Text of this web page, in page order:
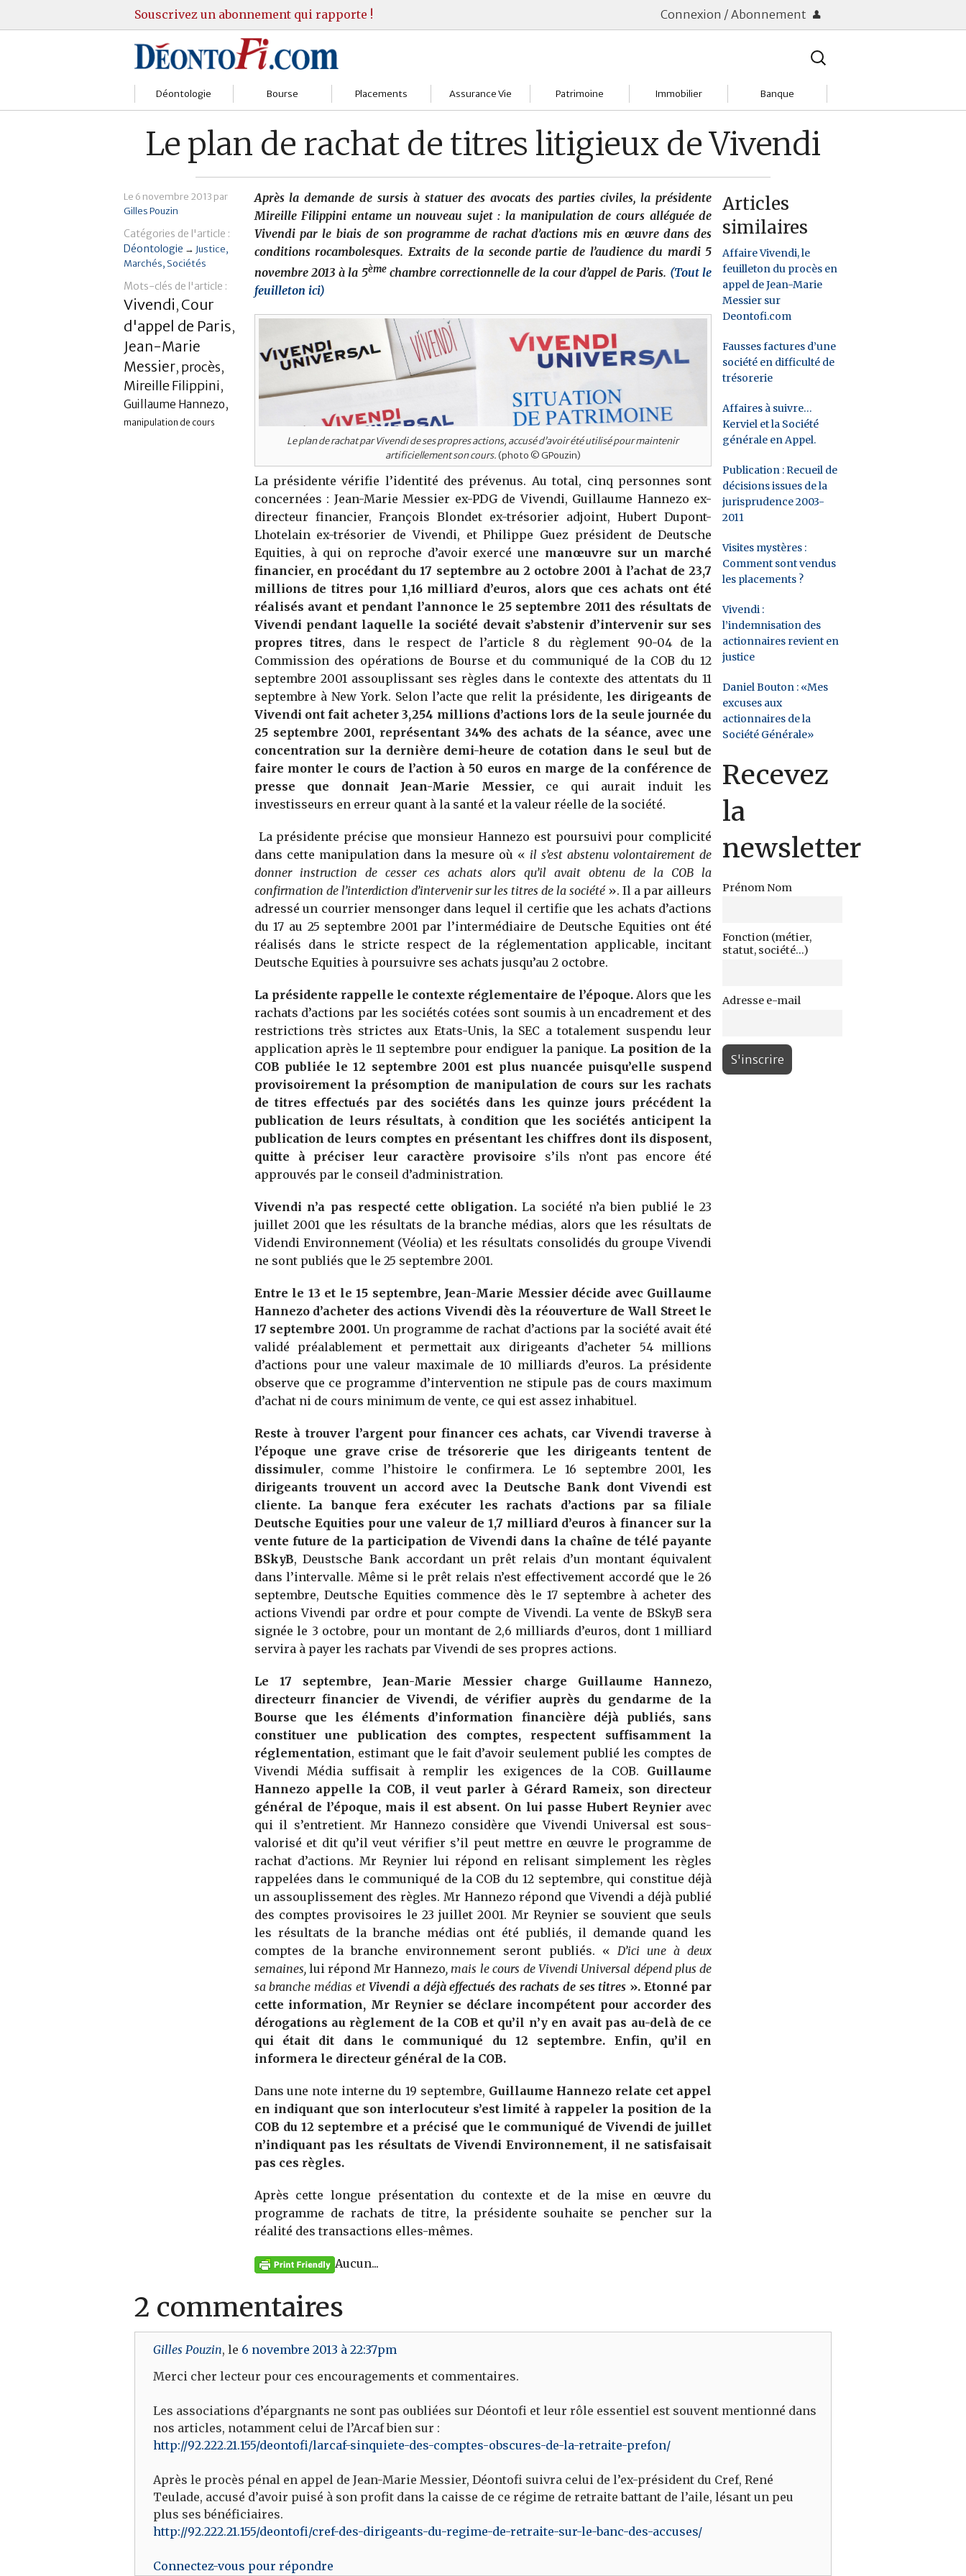
Souscrivez un abonnement qui rapporte ! Connexion / Abonnement
Rechercher
Déontologie
Gestion
Institutions
Relations clients
Réglementation
Justice
Bourse
Courtiers
Guide Actions
Guide Sicav
Stratégie
Marchés
Pratique et OST
Placements
Fonds d’investissments
Assurance vie
Livrets
Immobilier
Assurance Vie
Choisir
Comprendre
Contrats
Gérer
Patrimoine
Conseil Gestion
Objectifs & stratégie
Retraite
Transmission
Immobilier
Charges
Acheter
Investir
Location
Tendances
Banque
Changer de banque
Comptes & Livrets
Frais bancaires
Placements & banques
Réclamations
Le plan de rachat de titres litigieux de Vivendi
Le 6 novembre 2013 par
Gilles Pouzin
Catégories de l'article :
Déontologie → Justice
Marchés Sociétés
Mots-clés de l'article :
Vivendi , Cour
d'appel de Paris,
Jean-Marie
Messier, procès,
Mireille Filippini,
Guillaume Hannezo,
manipulation de cours
Après la demande de sursis à statuer des avocats des parties civiles, la présidente
Mireille Filippini entame un nouveau sujet : la manipulation de cours alléguée de
Vivendi par le biais de son programme de rachat d’actions mis en œuvre dans des
conditions rocambolesques. Extraits de la seconde partie de l’audience du mardi 5
novembre 2013 à la 5èmechambre correctionnelle de la cour d’appel de Paris. (Tout le
feuilleton ici)
Le plan de rachat par Vivendi de ses propres actions, accusé d’avoir été utilisé pour maintenir
artificiellement son cours. (photo © GPouzin)
La présidente vérifie l’identité des prévenus. Au total, cinq personnes sont
concernées : Jean-Marie Messier ex-PDG de Vivendi, Guillaume Hannezo ex-
directeur financier, François Blondet ex-trésorier adjoint, Hubert Dupont-
Lhotelain ex-trésorier de Vivendi, et Philippe Guez président de Deutsche
Equities, à qui on reproche d’avoir exercé une manœuvre sur un marché
financier, en procédant du 17 septembre au 2 octobre 2001 à l’achat de 23,7
millions de titres pour 1,16 milliard d’euros, alors que ces achats ont été
réalisés avant et pendant l’annonce le 25 septembre 2011 des résultats de
Vivendi pendant laquelle la société devait s’abstenir d’intervenir sur ses
propres titres, dans le respect de l’article 8 du règlement 90-04 de la
Commission des opérations de Bourse et du communiqué de la COB du 12
septembre 2001 assouplissant ses règles dans le contexte des attentats du 11
septembre à New York. Selon l’acte que relit la présidente, les dirigeants de
Vivendi ont fait acheter 3,254 millions d’actions lors de la seule journée du
25 septembre 2001, représentant 34% des achats de la séance, avec une
concentration sur la dernière demi-heure de cotation dans le seul but de
faire monter le cours de l’action à 50 euros en marge de la conférence de
presse que donnait Jean-Marie Messier, ce qui aurait induit les
investisseurs en erreur quant à la santé et la valeur réelle de la société.
La présidente précise que monsieur Hannezo est poursuivi pour complicité
dans cette manipulation dans la mesure où « il s’est abstenu volontairement de
donner instruction de cesser ces achats alors qu’il avait obtenu de la COB la
confirmation de l’interdiction d’intervenir sur les titres de la société ». Il a par ailleurs
adressé un courrier mensonger dans lequel il certifie que les achats d’actions
du 17 au 25 septembre 2001 par l’intermédiaire de Deutsche Equities ont été
réalisés dans le stricte respect de la réglementation applicable, incitant
Deutsche Equities à poursuivre ses achats jusqu’au 2 octobre.
La présidente rappelle le contexte réglementaire de l’époque.Alors que les
rachats d’actions par les sociétés cotées sont soumis à un encadrement et des
restrictions très strictes aux Etats-Unis, la SEC a totalement suspendu leur
application après le 11 septembre pour endiguer la panique. La position de la
COB publiée le 12 septembre 2001 est plus nuancée puisqu’elle suspend
provisoirement la présomption de manipulation de cours sur les rachats
de titres effectués par des sociétés dans les quinze jours précédent la
publication de leurs résultats, à condition que les sociétés anticipent la
publication de leurs comptes en présentant les chiffres dont ils disposent,
quitte à préciser leur caractère provisoire s’ils n’ont pas encore été
approuvés par le conseil d’administration.
Vivendi n’a pas respecté cette obligation.La société n’a bien publié le 23
juillet 2001 que les résultats de la branche médias, alors que les résultats de
Videndi Environnement (Véolia) et les résultats consolidés du groupe Vivendi
ne sont publiés que le 25 septembre 2001.
Entre le 13 et le 15 septembre, Jean-Marie Messier décide avec Guillaume
Hannezo d’acheter des actions Vivendi dès la réouverture de Wall Street le
17 septembre 2001. Un programme de rachat d’actions par la société avait été
validé préalablement et permettait aux dirigeants d’acheter 54 millions
d’actions pour une valeur maximale de 10 milliards d’euros. La présidente
observe que ce programme d’intervention ne stipule pas de cours maximum
d’achat ni de cours minimum de vente, ce qui est assez inhabituel.
Reste à trouver l’argent pour financer ces achats, car Vivendi traverse à
l’époque une grave crise de trésorerie que les dirigeants tentent de
dissimuler, comme l’histoire le confirmera. Le 16 septembre 2001, les
dirigeants trouvent un accord avec la Deutsche Bank dont Vivendi est
cliente. La banque fera exécuter les rachats d’actions par sa filiale
Deutsche Equities pour une valeur de 1,7 milliard d’euros à financer sur la
vente future de la participation de Vivendi dans la chaîne de télé payante
BSkyB, Deustsche Bank accordant un prêt relais d’un montant équivalent
dans l’intervalle. Même si le prêt relais n’est effectivement accordé que le 26
septembre, Deutsche Equities commence dès le 17 septembre à acheter des
actions Vivendi par ordre et pour compte de Vivendi. La vente de BSkyB sera
signée le 3 octobre, pour un montant de 2,6 milliards d’euros, dont 1 milliard
servira à payer les rachats par Vivendi de ses propres actions.
Le 17 septembre, Jean-Marie Messier charge Guillaume Hannezo,
directeurr financier de Vivendi, de vérifier auprès du gendarme de la
Bourse que les éléments d’information financière déjà publiés, sans
constituer une publication des comptes, respectent suffisamment la
réglementation, estimant que le fait d’avoir seulement publié les comptes de
Vivendi Média suffisait à remplir les exigences de la COB. Guillaume
Hannezo appelle la COB, il veut parler à Gérard Rameix, son directeur
général de l’époque, mais il est absent. On lui passe Hubert Reynier avec
qui il s’entretient. Mr Hannezo considère que Vivendi Universal est sous-
valorisé et dit qu’il veut vérifier s’il peut mettre en œuvre le programme de
rachat d’actions. Mr Reynier lui répond en relisant simplement les règles
rappelées dans le communiqué de la COB du 12 septembre, qui constitue déjà
un assouplissement des règles. Mr Hannezo répond que Vivendi a déjà publié
des comptes provisoires le 23 juillet 2001. Mr Reynier se souvient que seuls
les résultats de la branche médias ont été publiés, il demande quand les
comptes de la branche environnement seront publiés. « D’ici une à deux
semaines,lui répond Mr Hannezo, mais le cours de Vivendi Universal dépend plus de
sa branche médias etVivendi a déjà effectués des rachats de ses titres ». Etonné par
cette information, Mr Reynier se déclare incompétent pour accorder des
dérogations au règlement de la COB et qu’il n’y en avait pas au-delà de ce
qui était dit dans le communiqué du 12 septembre. Enfin, qu’il en
informera le directeur général de la COB.
Dans une note interne du 19 septembre, Guillaume Hannezo relate cet appel
en indiquant que son interlocuteur s’est limité à rappeler la position de la
COB du 12 septembre et a précisé que le communiqué de Vivendi de juillet
n’indiquant pas les résultats de Vivendi Environnement, il ne satisfaisait
pas ces règles.
Après cette longue présentation du contexte et de la mise en œuvre du
programme de rachats de titre, la présidente souhaite se pencher sur la
réalité des transactions elles-mêmes.
Aucun...
Articles
similaires
Affaire Vivendi, le
feuilleton du procès en
appel de Jean-Marie
Messier sur
Deontofi.com
Fausses factures d’une
société en difficulté de
trésorerie
Affaires à suivre…
Kerviel et la Société
générale en Appel.
Publication : Recueil de
décisions issues de la
jurisprudence 2003-
2011
Visites mystères :
Comment sont vendus
les placements ?
Vivendi :
l’indemnisation des
actionnaires revient en
justice
Daniel Bouton : «Mes
excuses aux
actionnaires de la
Société Générale»
Recevez
la
newsletter
Prénom Nom
Fonction (métier,
statut, société...)
Adresse e-mail
2 commentaires
Gilles Pouzin, le 6 novembre 2013 à 22:37pm
Merci cher lecteur pour ces encouragements et commentaires.
Les associations d’épargnants ne sont pas oubliées sur Déontofi et leur rôle essentiel est souvent mentionné dans
nos articles, notamment celui de l’Arcaf bien sur :
http://92.222.21.155/deontofi/larcaf-sinquiete-des-comptes-obscures-de-la-retraite-prefon/
Après le procès pénal en appel de Jean-Marie Messier, Déontofi suivra celui de l’ex-président du Cref, René
Teulade, accusé d’avoir puisé à son profit dans la caisse de ce régime de retraite battant de l’aile, lésant un peu
plus ses bénéficiaires.
http://92.222.21.155/deontofi/cref-des-dirigeants-du-regime-de-retraite-sur-le-banc-des-accuses/
Connectez-vous pour répondre